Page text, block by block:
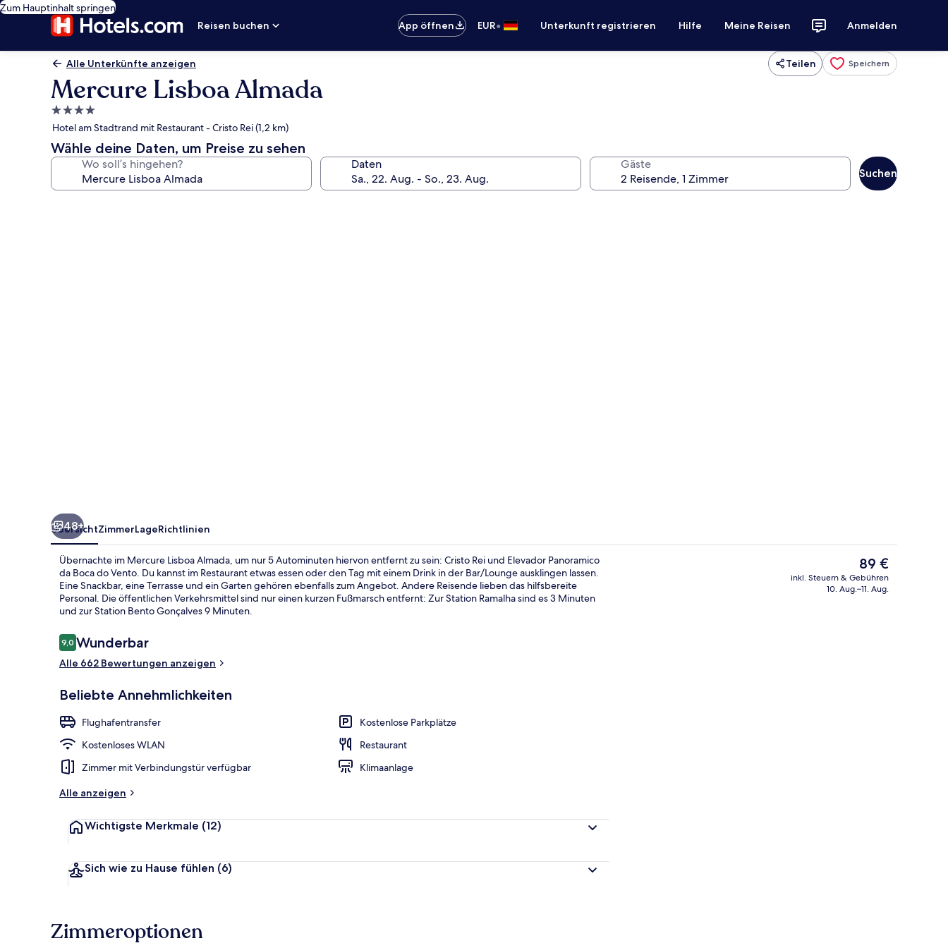
Zum Hauptinhalt springen
Reisen buchen
App öffnen EUR• Unterkunft registrieren Hilfe Meine Reisen Anmelden
Alle Unterkünfte anzeigen Teilen Speichern
Mercure Lisboa Almada
4.0-
Sterne-
Unterkunft
Hotel am Stadtrand mit Restaurant - Cristo Rei (1,2 km)
Wähle deine Daten, um Preise zu sehen
Wo soll’s hingehen? Daten Gäste
Suchen
Rezeption Sehenswürdigkeit
48+
ÜbersichtZimmerLageRichtlinien
Übernachte im Mercure Lisboa Almada, um nur 5 Autominuten hiervon entfernt zu sein: Cristo Rei und Elevador Panoramico
da Boca do Vento. Du kannst im Restaurant etwas essen oder den Tag mit einem Drink in der Bar/Lounge ausklingen lassen.
Eine Snackbar, eine Terrasse und ein Garten gehören ebenfalls zum Angebot. Andere Reisende lieben das hilfsbereite
Personal. Die öffentlichen Verkehrsmittel sind nur einen kurzen Fußmarsch entfernt: Zur Station Ramalha sind es 3 Minuten
und zur Station Bento Gonçalves 9 Minuten.
Bewertungen
9,09,0 von 10.
Wunderbar
Alle 662 Bewertungen anzeigen
Beliebte Annehmlichkeiten
Flughafentransfer
Kostenlose Parkplätze
Kostenloses WLAN
Restaurant
Zimmer mit Verbindungstür verfügbar
Klimaanlage
Alle anzeigen
Wichtigste Merkmale (12)
Sich wie zu Hause fühlen (6)
Der
aktuelle
Preis
89 €
inkl. Steuern & Gebühren
10. Aug.–11. Aug.
Zimmeroptionen